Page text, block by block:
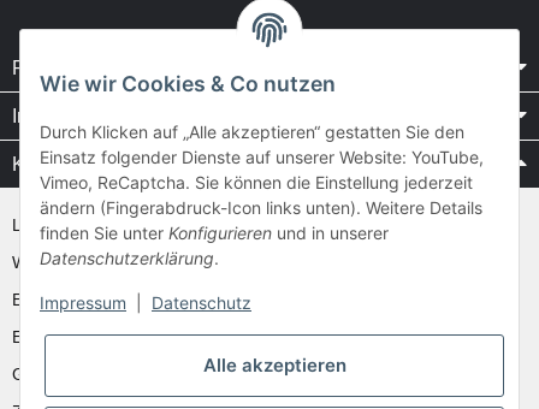
Rechtliches
Informationen
Kataloge / Videos
Layher Videos und Downloads
WAKÜ
Ernst
Euroline
Günzburger
Wie wir Cookies & Co nutzen
Durch Klicken auf „Alle akzeptieren“ gestatten Sie den
Einsatz folgender Dienste auf unserer Website: YouTube,
Vimeo, ReCaptcha. Sie können die Einstellung jederzeit
ändern (Fingerabdruck-Icon links unten). Weitere Details
finden Sie unter Konfigurieren und in unserer
Datenschutzerklärung.
Impressum Datenschutz
Alle akzeptieren